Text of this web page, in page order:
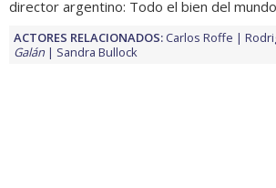
director argentino: Todo el bien del
ACTORES RELACIONADOS:Carlos Roffe
Galán
Sandra Bullock